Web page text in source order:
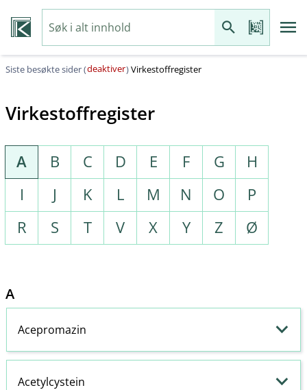
Siste besøkte sider (deaktiver)Virkestoffregister
Virkestoffregister
A B C D E F G
H
I
J K L M N O
P
R
S T V X Y Z Ø
A
Acepromazin
Acetylcystein